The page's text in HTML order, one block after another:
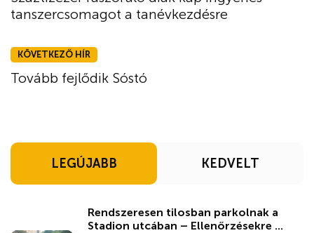
tanszercsomagot a tanévkezdésre
KÖVETKEZŐ HÍR
Tovább fejlődik Sóstó
LEGÚJABB KEDVELT
Rendszeresen tilosban parkolnak a
Stadion utcában – Ellenőrzésekre ...